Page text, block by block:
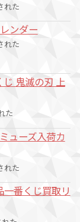
れた
ンダー
れた
鬼滅の刃 上
た
ューズ入荷カ
れた
番くじ買取リ